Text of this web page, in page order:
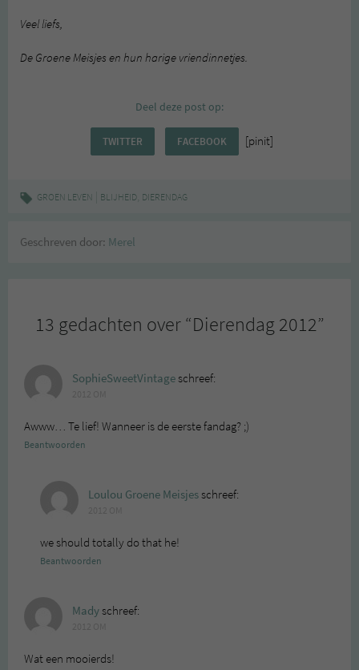
Veel liefs,
De Groene Meisjes en hun harige vriendinnetjes.
Deel deze post op:
TWITTER FACEBOOK [pinit]
GROEN LEVEN BLIJHEID, DIERENDAG
Geschreven door: Merel
13 gedachten over “Dierendag 2012”
SophieSweetVintageschreef:
Awww… Te lief! Wanneer is de eerste fandag? ;)
Beantwoorden
Loulou Groene Meisjesschreef:
we should totally do that he!
Beantwoorden
Madyschreef:
Wat een mooierds!